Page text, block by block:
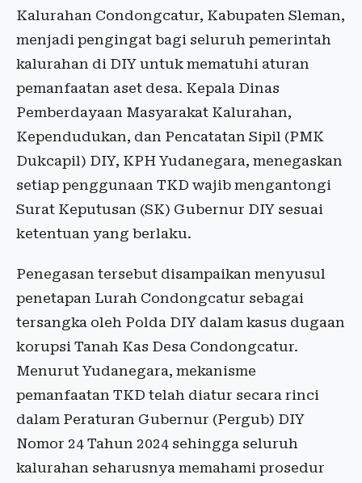
Kalurahan Condongcatur, Kabupaten Sleman,
menjadi pengingat bagi seluruh pemerintah
kalurahan di DIY untuk mematuhi aturan
pemanfaatan aset desa. Kepala Dinas
Pemberdayaan Masyarakat Kalurahan,
Kependudukan, dan Pencatatan Sipil (PMK
Dukcapil) DIY, KPH Yudanegara, menegaskan
setiap penggunaan TKD wajib mengantongi
Surat Keputusan (SK) Gubernur DIY sesuai
ketentuan yang berlaku.
Penegasan tersebut disampaikan menyusul
penetapan Lurah Condongcatur sebagai
tersangka oleh Polda DIY dalam kasus dugaan
korupsi Tanah Kas Desa Condongcatur.
Menurut Yudanegara, mekanisme
pemanfaatan TKD telah diatur secara rinci
dalam Peraturan Gubernur (Pergub) DIY
Nomor 24 Tahun 2024 sehingga seluruh
kalurahan seharusnya memahami prosedur